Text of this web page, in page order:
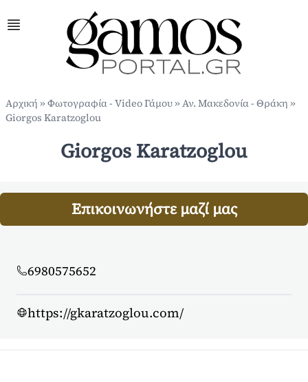
Αρχική »Φωτογραφία - Video Γάμου»Αν. Μακεδονία - Θράκη »
Giorgos Karatzoglou
Giorgos Karatzoglou
Επικοινωνήστε μαζί μας
6980575652
https://gkaratzoglou.com/